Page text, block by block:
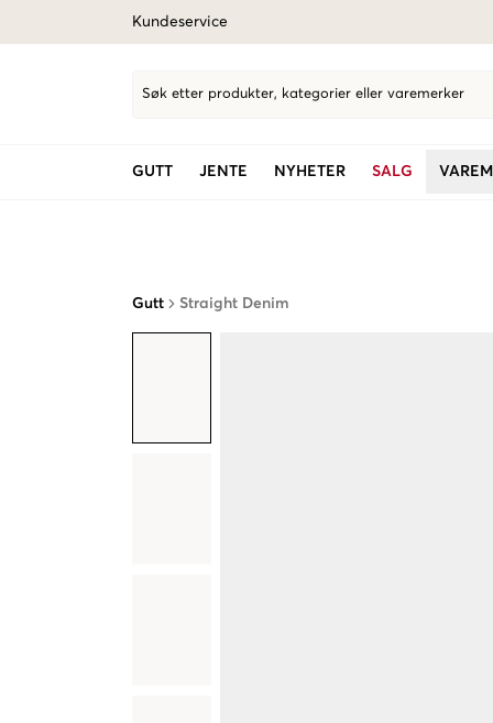
Kundeservice
Søk etter produkter, kategorier eller varemerker
GUTT JENTE NYHETER SALG
Gutt Straight Denim